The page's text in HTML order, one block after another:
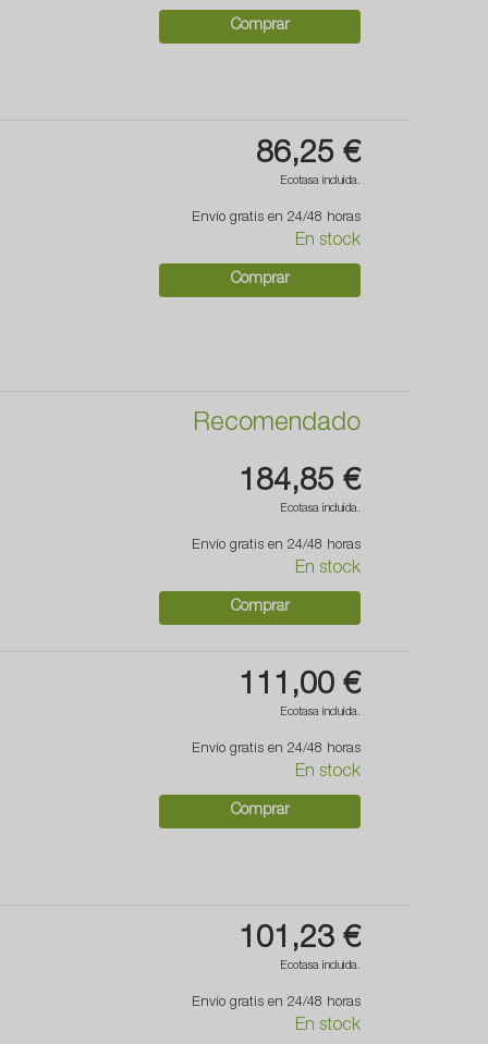
Comprar
86,25 €
Ecotasa incluida.
Envío gratis en 24/48 horas
En stock
Comprar
Recomendado
184,85 €
Ecotasa incluida.
Envío gratis en 24/48 horas
En stock
Comprar
111,00 €
Ecotasa incluida.
Envío gratis en 24/48 horas
En stock
Comprar
101,23 €
Ecotasa incluida.
Envío gratis en 24/48 horas
En stock